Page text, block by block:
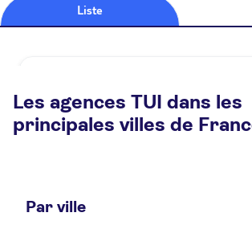
Liste
Carte
Fermé.Ouvre à 09:30
41 rue D'Orléans 49400 Saumur
Les agences TUI dans les
principales villes de
Par ville